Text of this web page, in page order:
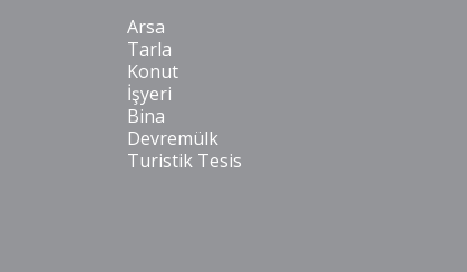
Arsa
Tarla
Konut
İşyeri
Bina
Devremülk
Turistik Tesis